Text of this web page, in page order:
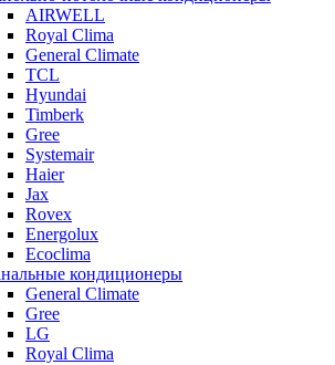
AIRWELL
Royal Clima
General Climate
TCL
Hyundai
Timberk
Gree
Systemair
Haier
Jax
Rovex
Energolux
Ecoclima
кондиционеры
General Climate
Gree
LG
Royal Clima